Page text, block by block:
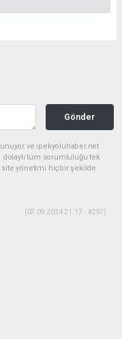
Gönder
ve ipekyoluhaber.net
dolaylı tüm sorumluluğu tek
site yönetimi hiçbir şekilde
(07.09.2024 21:17 - #257)